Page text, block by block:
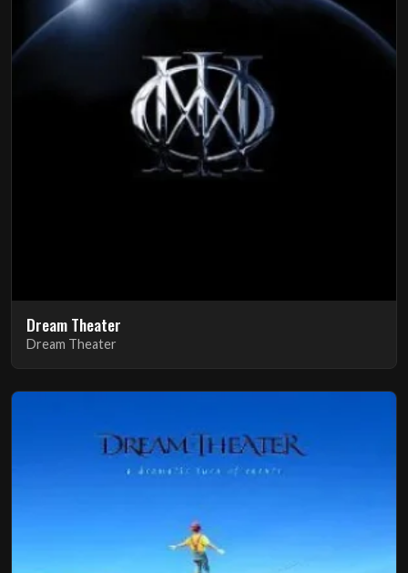
Dream Theater
Dream Theater